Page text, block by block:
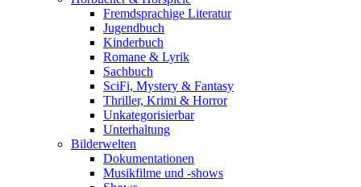
Fremdsprachige Literatur
Jugendbuch
Kinderbuch
Romane & Lyrik
Sachbuch
SciFi, Mystery & Fantasy
Thriller, Krimi & Horror
Unkategorisierbar
Unterhaltung
Bilderwelten
Dokumentationen
Musikfilme und -shows